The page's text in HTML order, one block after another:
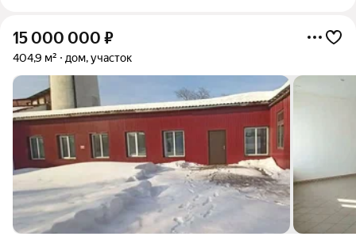
15 000 000 ₽
404,9 м² дом, участок